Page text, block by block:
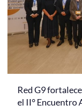
Red G9
el II° Encuentro